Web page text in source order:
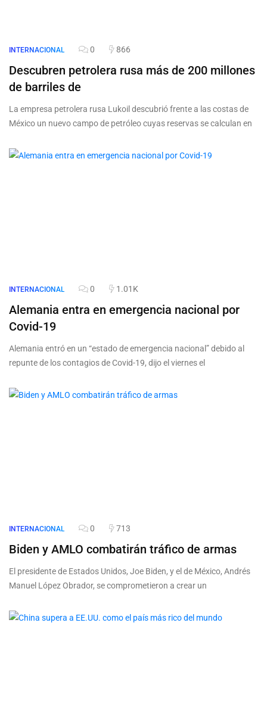
INTERNACIONAL 0 866
Descubren petrolera rusa más de 200 millones
de barriles de
La empresa petrolera rusa Lukoil descubrió frente a las costas de
México un nuevo campo de petróleo cuyas reservas se calculan en
INTERNACIONAL 0 1.01K
Alemania entra en emergencia nacional por
Covid-19
Alemania entró en un “estado de emergencia nacional” debido al
repunte de los contagios de Covid-19, dijo el viernes el
INTERNACIONAL 0 713
Biden y AMLO combatirán tráfico de armas
El presidente de Estados Unidos, Joe Biden, y el de México, Andrés
Manuel López Obrador, se comprometieron a crear un